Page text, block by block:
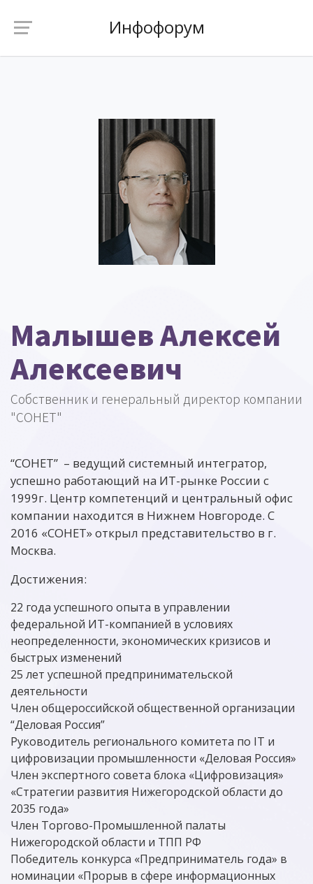
Инфофорум
Малышев Алексей
Алексеевич
Собственник и генеральный директор компании
"СОНЕТ"
“СОНЕТ” – ведущий системный интегратор,
успешно работающий на ИТ-рынке России с
1999г. Центр компетенций и центральный офис
компании находится в Нижнем Новгороде. С
2016 «СОНЕТ» открыл представительство в г.
Москва.
Достижения:
22 года успешного опыта в управлении
федеральной ИТ-компанией в условиях
неопределенности, экономических кризисов и
быстрых изменений
25 лет успешной предпринимательской
деятельности
Член общероссийской общественной организации
“Деловая Россия”
Руководитель регионального комитета по IT и
цифровизации промышленности «Деловая Россия»
Член экспертного совета блока «Цифровизация»
«Стратегии развития Нижегородской области до
2035 года»
Член Торгово-Промышленной палаты
Нижегородской области и ТПП РФ
Победитель конкурса «Предприниматель года» в
номинации «Прорыв в сфере информационных